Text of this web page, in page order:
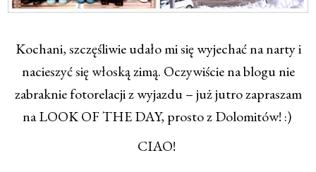
Kochani, szczęśliwie udało mi się wyjechać na narty i
nacieszyć się włoską zimą. Oczywiście na blogu nie
zabraknie fotorelacji z wyjazdu – już jutro zapraszam
na LOOK OF THE DAY, prosto z Dolomitów! :)
CIAO!